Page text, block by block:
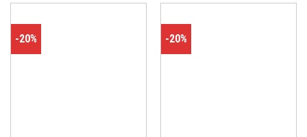
-20% -20%